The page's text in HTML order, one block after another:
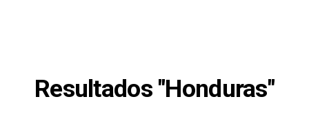
Resultados "Honduras"